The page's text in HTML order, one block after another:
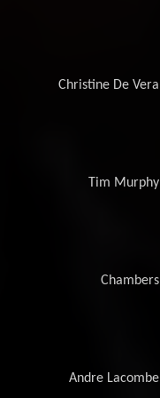
Christine De Vera
Tim Murphy
Chambers
Andre Lacombe